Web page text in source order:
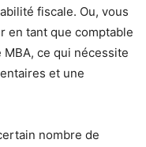
fiscale. Ou, vous
en tant que comptable
ce qui nécessite
et une
nombre de